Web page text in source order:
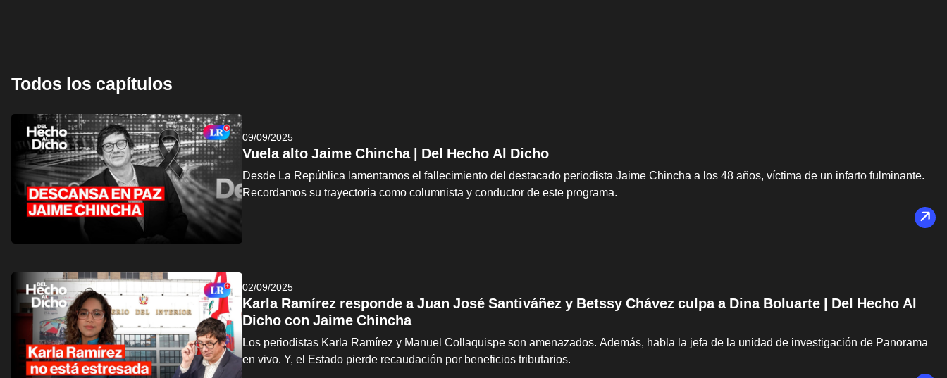
Todos los capítulos
09/09/2025
Vuela alto Jaime Chincha | Del Hecho Al Dicho
Desde La República lamentamos el fallecimiento del destacado periodista Jaime Chincha a los 48 años, víctima de un infarto fulminante.
Recordamos su trayectoria como columnista y conductor de este programa.
02/09/2025
Karla Ramírez responde a Juan José Santiváñez y Betssy Chávez culpa a Dina Boluarte | Del Hecho Al
Dicho con Jaime Chincha
Los periodistas Karla Ramírez y Manuel Collaquispe son amenazados. Además, habla la jefa de la unidad de investigación de Panorama
en vivo. Y, el Estado pierde recaudación por beneficios tributarios.